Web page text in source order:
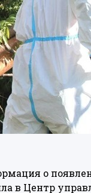
о
в Центр